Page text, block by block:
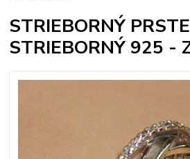
STRIEBORNÝ
STRIEBORNÝ 925 -